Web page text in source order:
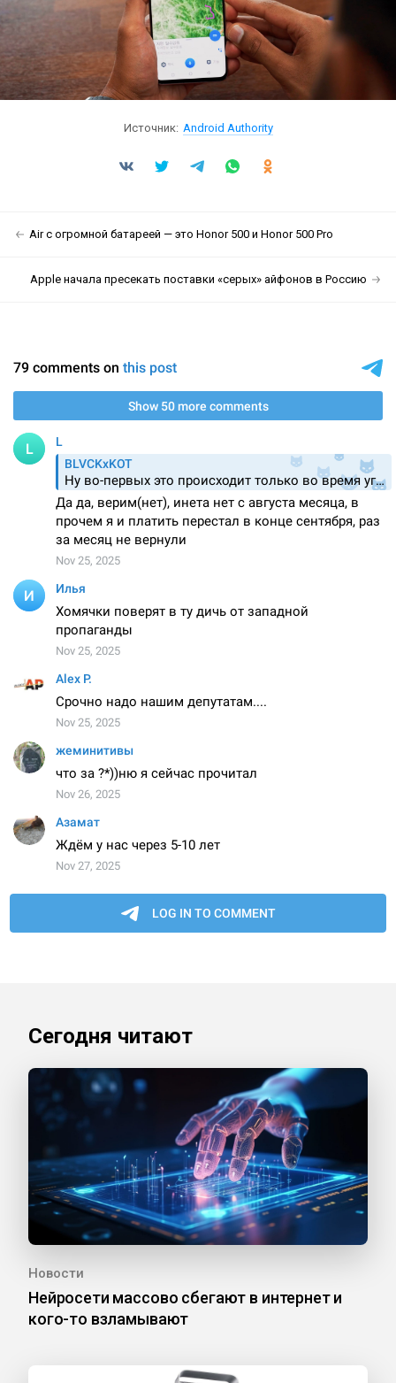
Источник: Android Authority
Air с огромной батареей — это Honor 500 и Honor 500 Pro
Apple начала пресекать поставки «серых» айфонов в Россию
Сегодня читают
Новости
Нейросети массово сбегают в интернет и
кого-то взламывают